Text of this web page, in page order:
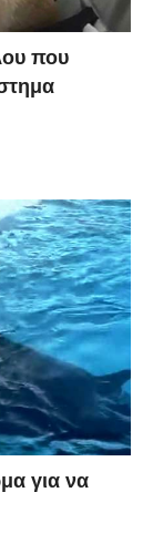
που
για να